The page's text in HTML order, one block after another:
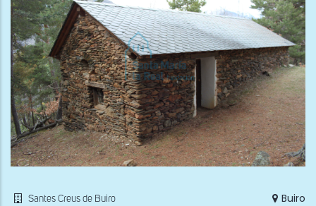
Santes Creus de Buiro Buiro